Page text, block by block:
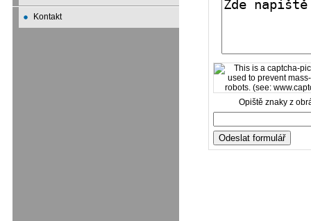
Kontakt
Opiště znaky z